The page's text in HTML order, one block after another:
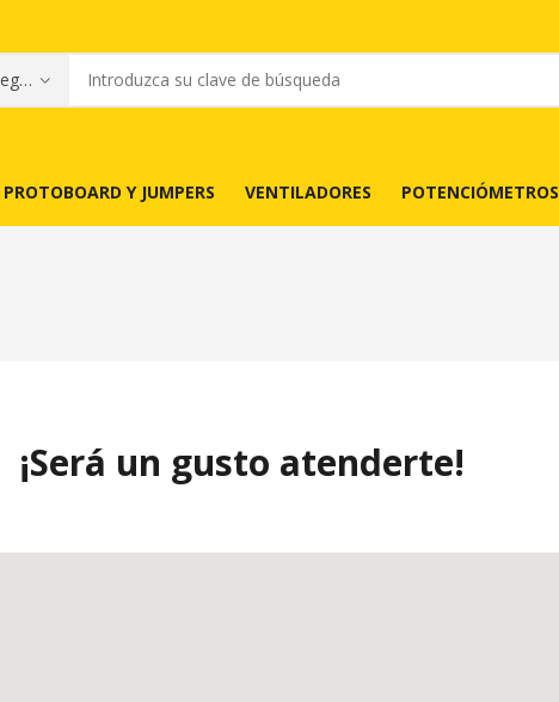
PROTOBOARD Y JUMPERS VENTILADORES POTENCIÓMETROS
¡Será un gusto atenderte!